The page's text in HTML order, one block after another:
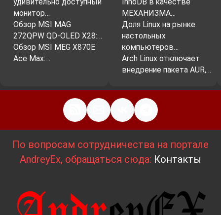
монитор…
Обзор MSI MAG
272QPW QD-OLED X28:…
Обзор MSI MEG X870E
Ace Max:…
МЕХАНИЗМА…
Доля Linux на рынке
настольных
компьютеров…
Arch Linux отключает
внедрение пакета AUR,…
По вопросам сотрудничества на портале
AndreyEx, обращаться сюда: Контакты